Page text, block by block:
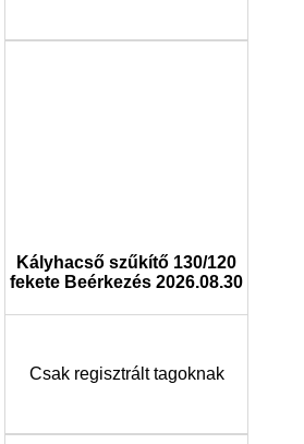
Kályhacső szűkítő 130/120
fekete Beérkezés 2026.08.30
Csak regisztrált tagoknak